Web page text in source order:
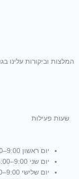
המלצות וביקורות עלינו
שעות פעילות
יום ראשון 9:00–16:00
יום שני 9:00–16:00
יום שלישי 9:00–16:00